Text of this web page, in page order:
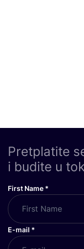
Pretplatite
i budite u
First Name *
E-mail *